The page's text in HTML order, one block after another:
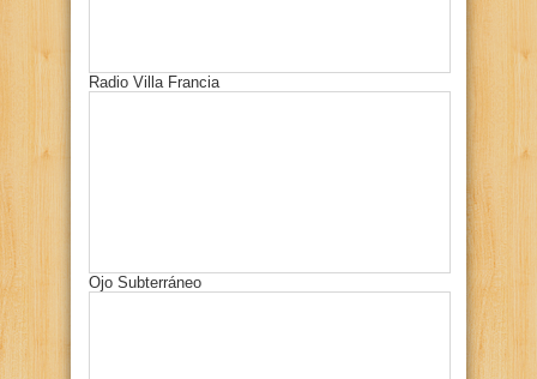
Radio Villa Francia
Ojo Subterráneo